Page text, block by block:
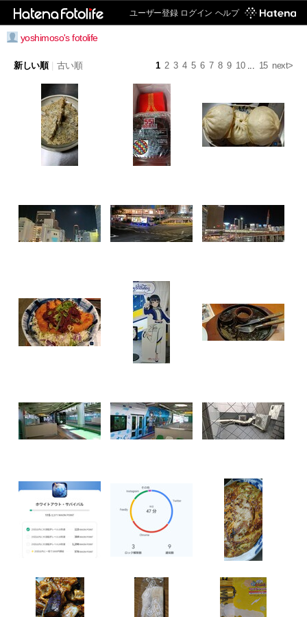
ユーザー登録 ログイン ヘルプ
yoshimoso's fotolife
1 2 3 4 5 6 7 8 9 10... 15 next>
新しい順 古い順